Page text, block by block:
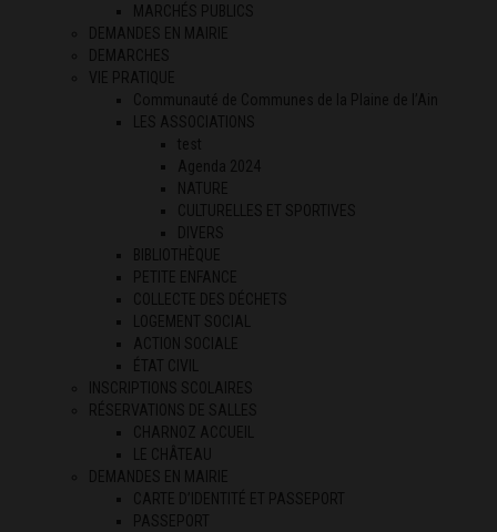
MARCHÉS PUBLICS
DEMANDES EN MAIRIE
DEMARCHES
VIE PRATIQUE
Communauté de Communes de la Plaine de l’Ain
LES ASSOCIATIONS
test
Agenda 2024
NATURE
CULTURELLES ET SPORTIVES
DIVERS
BIBLIOTHÈQUE
PETITE ENFANCE
COLLECTE DES DÉCHETS
LOGEMENT SOCIAL
ACTION SOCIALE
ÉTAT CIVIL
INSCRIPTIONS SCOLAIRES
RÉSERVATIONS DE SALLES
CHARNOZ ACCUEIL
LE CHÂTEAU
DEMANDES EN MAIRIE
CARTE D’IDENTITÉ ET PASSEPORT
PASSEPORT